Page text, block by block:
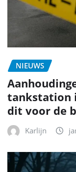
NIEUWS
tankstation
dit voor de
Karlijn